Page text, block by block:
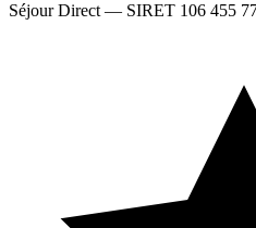
Séjour Direct — SIRET 106 455